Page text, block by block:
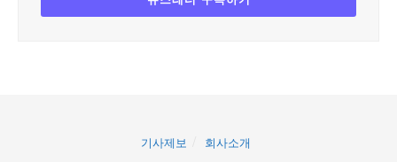
기사제보 회사소개